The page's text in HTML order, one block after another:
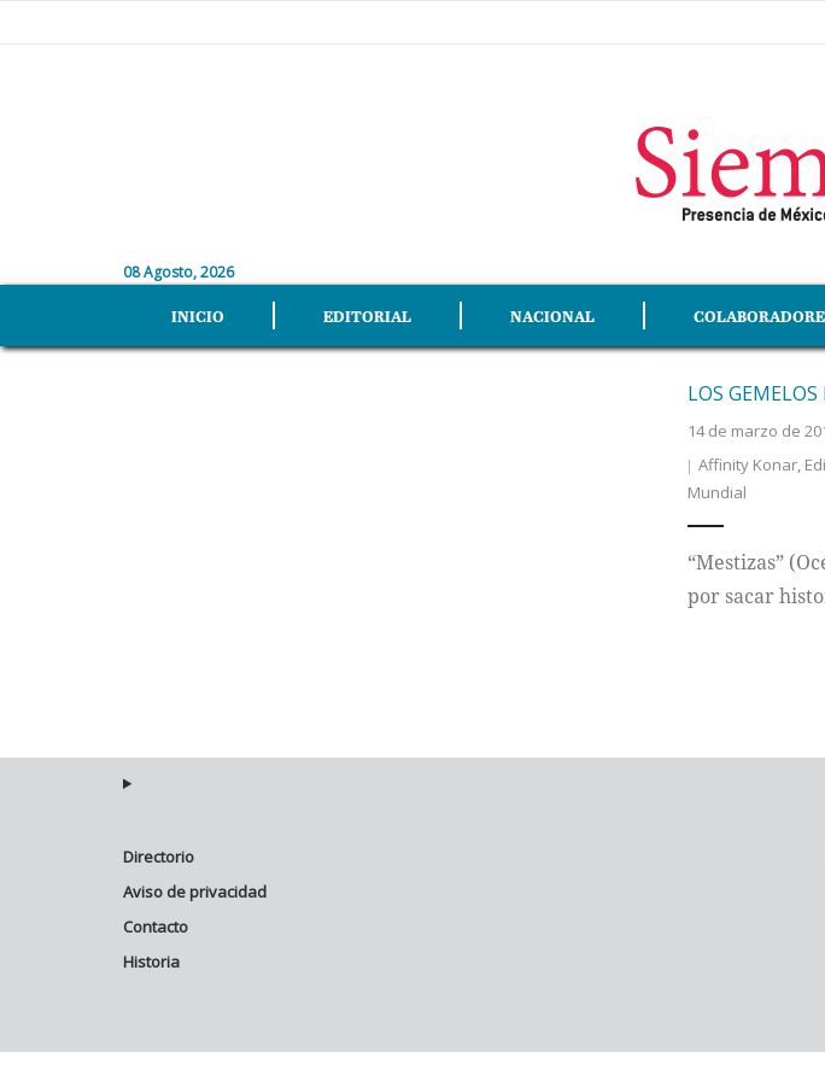
08 Agosto, 2026
INICIO EDITORIAL NACIONAL
LOS
14 de marzo de
Affinity Konar,
Mundial
“Mestizas”
por sacar
Directorio
Aviso de privacidad
Contacto
Historia